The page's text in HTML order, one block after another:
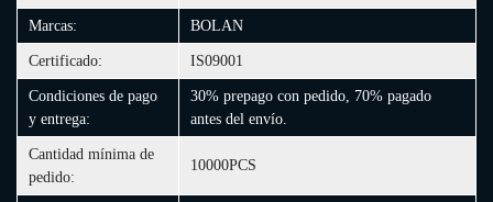
Marcas: BOLAN
Certificado: IS09001
Condiciones de pago
y entrega:
30% prepago con pedido, 70% pagado
antes del envío.
Cantidad mínima de
pedido:
10000PCS